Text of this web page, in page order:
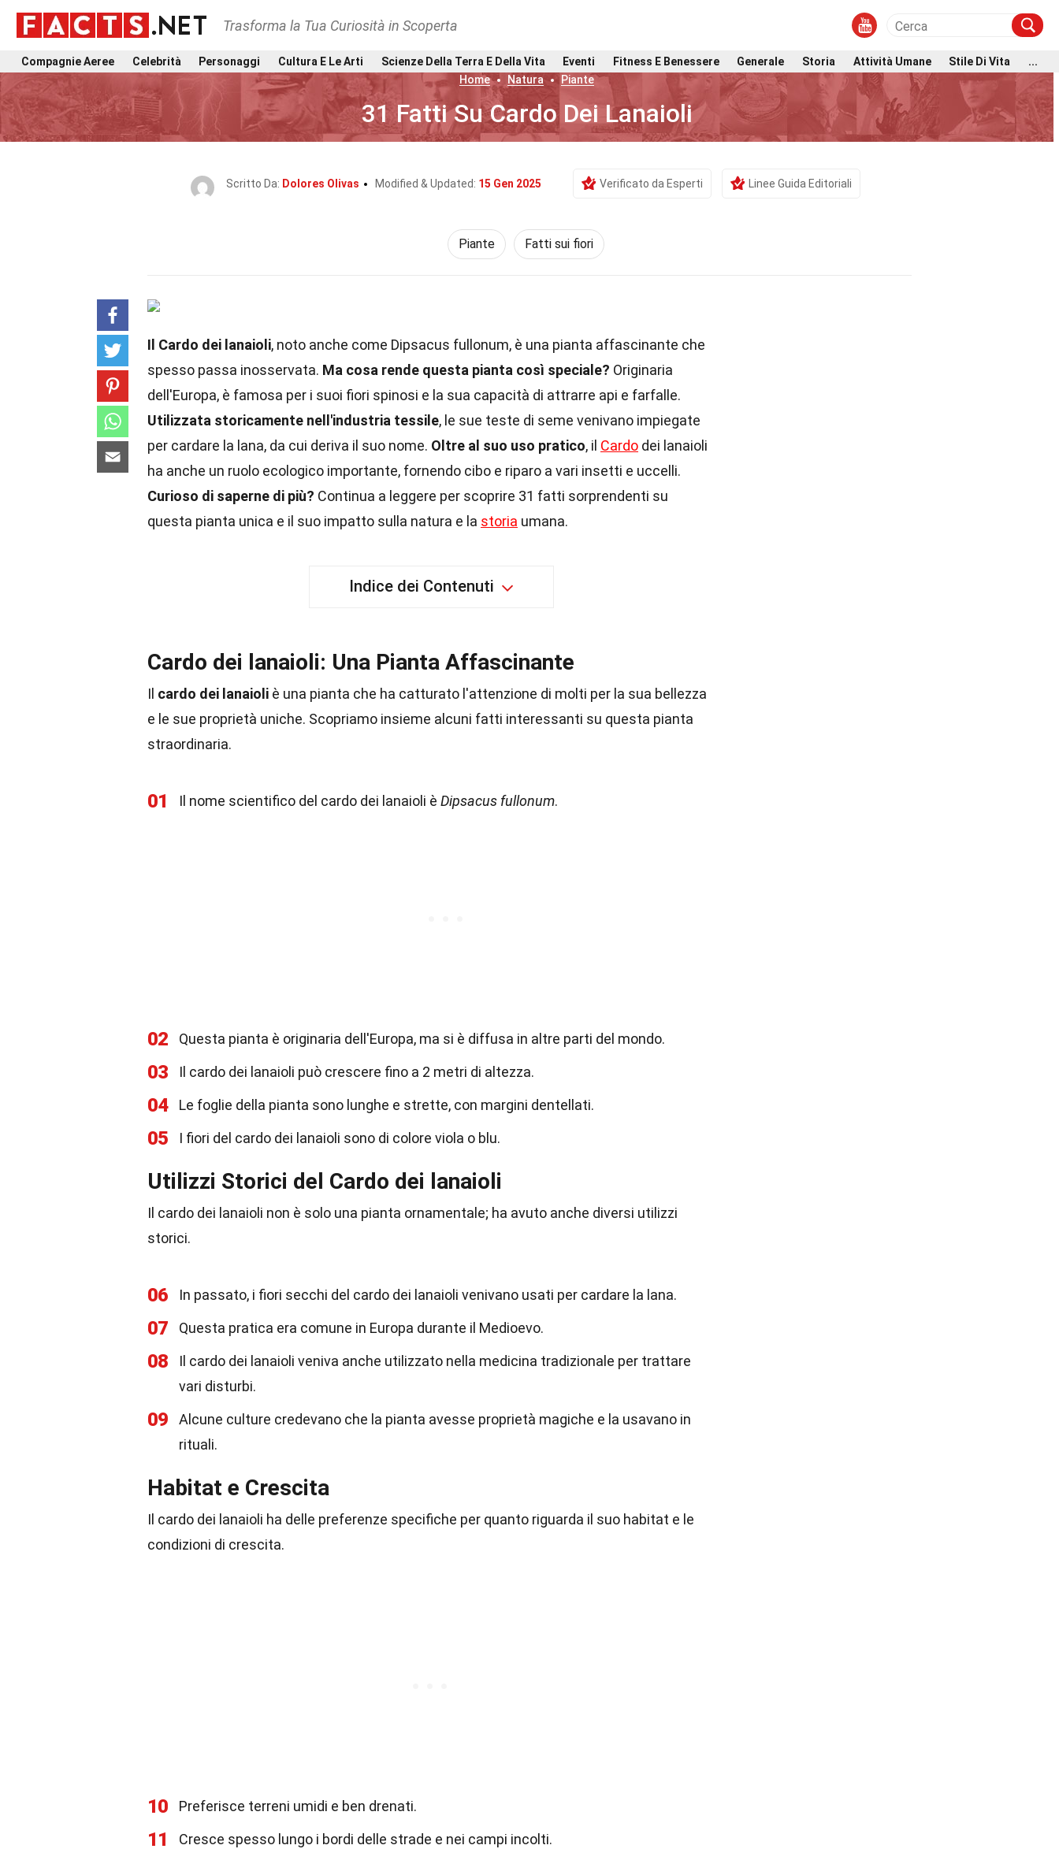
Trasforma la Tua Curiosità in Scoperta
Compagnie Aeree Celebrità Personaggi Cultura E Le Arti Scienze Della Terra E Della Vita Eventi Fitness E Benessere Generale Storia Attività Umane Stile Di Vita
...
Home
Natura Piante
31 Fatti Su Cardo Dei Lanaioli
Scritto Da: Dolores Olivas Modified & Updated: 15 Gen 2025 Verificato da Esperti Linee Guida Editoriali
Piante Fatti sui fiori
Il Cardo dei lanaioli, noto anche come Dipsacus fullonum, è una pianta affascinante che
spesso passa inosservata. Ma cosa rende questa pianta così speciale? Originaria
dell'Europa, è famosa per i suoi fiori spinosi e la sua capacità di attrarre api e farfalle.
Utilizzata storicamente nell'industria tessile, le sue teste di seme venivano impiegate
per cardare la lana, da cui deriva il suo nome. Oltre al suo uso pratico, il Cardo dei lanaioli
ha anche un ruolo ecologico importante, fornendo cibo e riparo a vari insetti e uccelli.
Curioso di saperne di più? Continua a leggere per scoprire 31 fatti sorprendenti su
questa pianta unica e il suo impatto sulla natura e la storia umana.
Indice dei Contenuti
Cardo dei lanaioli: Una Pianta Affascinante
Il cardo dei lanaioli è una pianta che ha catturato l'attenzione di molti per la sua bellezza
e le sue proprietà uniche. Scopriamo insieme alcuni fatti interessanti su questa pianta
straordinaria.
01 Il nome scientifico del cardo dei lanaioli è Dipsacus fullonum.
02 Questa pianta è originaria dell'Europa, ma si è diffusa in altre parti del mondo.
03 Il cardo dei lanaioli può crescere fino a 2 metri di altezza.
04 Le foglie della pianta sono lunghe e strette, con margini dentellati.
05 I fiori del cardo dei lanaioli sono di colore viola o blu.
Utilizzi Storici del Cardo dei lanaioli
Il cardo dei lanaioli non è solo una pianta ornamentale; ha avuto anche diversi utilizzi
storici.
06 In passato, i fiori secchi del cardo dei lanaioli venivano usati per cardare la lana.
07 Questa pratica era comune in Europa durante il Medioevo.
08
Il cardo dei lanaioli veniva anche utilizzato nella medicina tradizionale per trattare
vari disturbi.
09
Alcune culture credevano che la pianta avesse proprietà magiche e la usavano in
rituali.
Habitat e Crescita
Il cardo dei lanaioli ha delle preferenze specifiche per quanto riguarda il suo habitat e le
condizioni di crescita.
10 Preferisce terreni umidi e ben drenati.
11 Cresce spesso lungo i bordi delle strade e nei campi incolti.